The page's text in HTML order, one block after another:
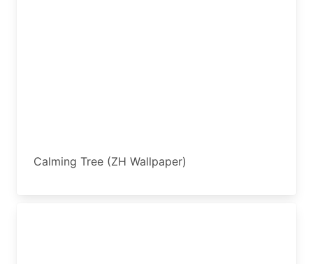
Calming Tree (ZH Wallpaper)